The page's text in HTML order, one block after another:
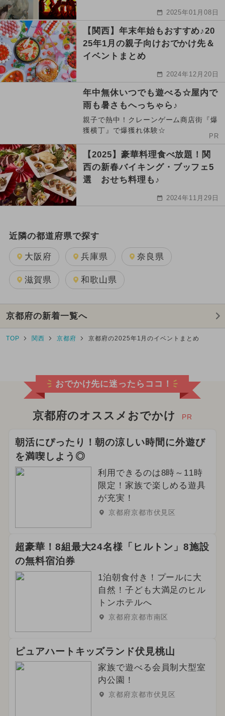
2025年01月08日
【関西】年末年始もおすすめ♪20
25年1月の親子向けおでかけ先＆
イベントまとめ
2024年12月20日
年中無休いつでも遊べる☆屋内で
雨も暑さもへっちゃら♪
親子で熱中！クレーンゲーム商店街『爆
獲横丁』で爆獲れ体験☆
PR
【2025】豪華料理食べ放題！関
西の新春バイキング・ブッフェ5
選 おせち料理も♪
2024年11月29日
近隣の都道府県で探す
大阪府 兵庫県 奈良県
滋賀県 和歌山県
京都府の新着一覧へ
TOP 関西 京都府 京都府の2025年1月のイベントまとめ
おでかけ先に迷ったらココ！
京都府のオススメおでかけ PR
朝活にぴったり！朝の涼しい時間に外遊び
を満喫しよう◎
利用できるのは8時～11時
限定！家族で楽しめる遊具
が充実！
京都府京都市伏見区
超豪華！8組最大24名様「ヒルトン」8施設
の無料宿泊券
1泊朝食付き！プールに大
自然！子ども大満足のヒル
トンホテルへ
京都府京都市南区
ピュアハートキッズランド伏見桃山
家族で遊べる会員制大型室
内公園！
京都府京都市伏見区